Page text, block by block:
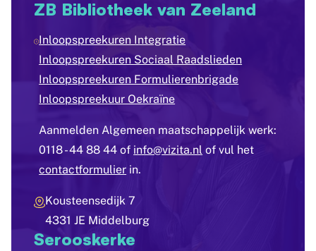
ZB Bibliotheek van Zeeland
Inloopspreekuren Integratie
Inloopspreekuren Sociaal Raadslieden
Inloopspreekuren Formulierenbrigade
Inloopspreekuur Oekraïne
Aanmelden Algemeen maatschappelijk werk:
0118 - 44 88 44 of info@vizita.nl of vul het
contactformulier in.
Kousteensedijk 7
4331 JE Middelburg
Serooskerke